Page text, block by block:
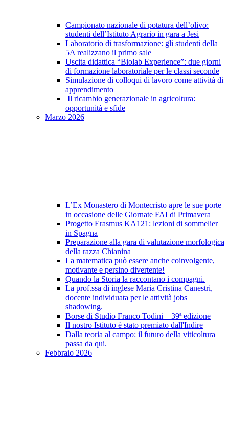
Campionato nazionale di potatura dell’olivo:
studenti dell’Istituto Agrario in gara a Jesi
Laboratorio di trasformazione: gli studenti della
5A realizzano il primo sale
Uscita didattica “Biolab Experience”: due giorni
di formazione laboratoriale per le classi seconde
Simulazione di colloqui di lavoro come attività di
apprendimento
Il ricambio generazionale in agricoltura:
opportunità e sfide
Marzo 2026
L’Ex Monastero di Montecristo apre le sue porte
in occasione delle Giornate FAI di Primavera
Progetto Erasmus KA121: lezioni di sommelier
in Spagna
Preparazione alla gara di valutazione morfologica
della razza Chianina
La matematica può essere anche coinvolgente,
motivante e persino divertente!
Quando la Storia la raccontano i compagni.
La prof.ssa di inglese Maria Cristina Canestri,
docente individuata per le attività jobs
shadowing.
Borse di Studio Franco Todini – 39ª edizione
Il nostro Istituto è stato premiato dall'Indire
Dalla teoria al campo: il futuro della viticoltura
passa da qui.
Febbraio 2026